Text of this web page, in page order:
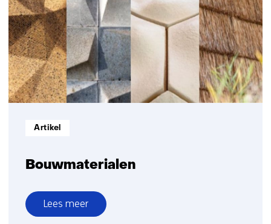
Bouwmaterialen
Informatietype:
Artikel
Lees meer
over